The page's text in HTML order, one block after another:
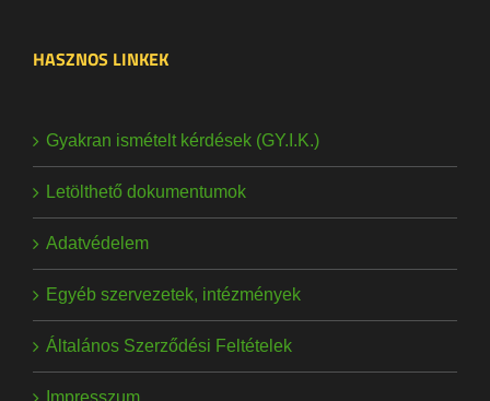
HASZNOS LINKEK
Gyakran ismételt kérdések (GY.I.K.)
Letölthető dokumentumok
Adatvédelem
Egyéb szervezetek, intézmények
Általános Szerződési Feltételek
Impresszum